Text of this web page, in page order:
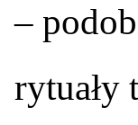
–
rytuały